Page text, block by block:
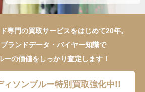
専門の買取サービスをはじめて20年。
ランドデータ・バイヤー知識で
ーの価値をしっかり査定します！
ィソンブルー特別買取強化中!!